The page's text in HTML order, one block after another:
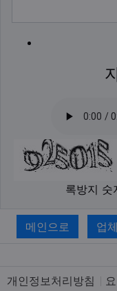
록방지 숫
메인으로 업
개인정보처리방침